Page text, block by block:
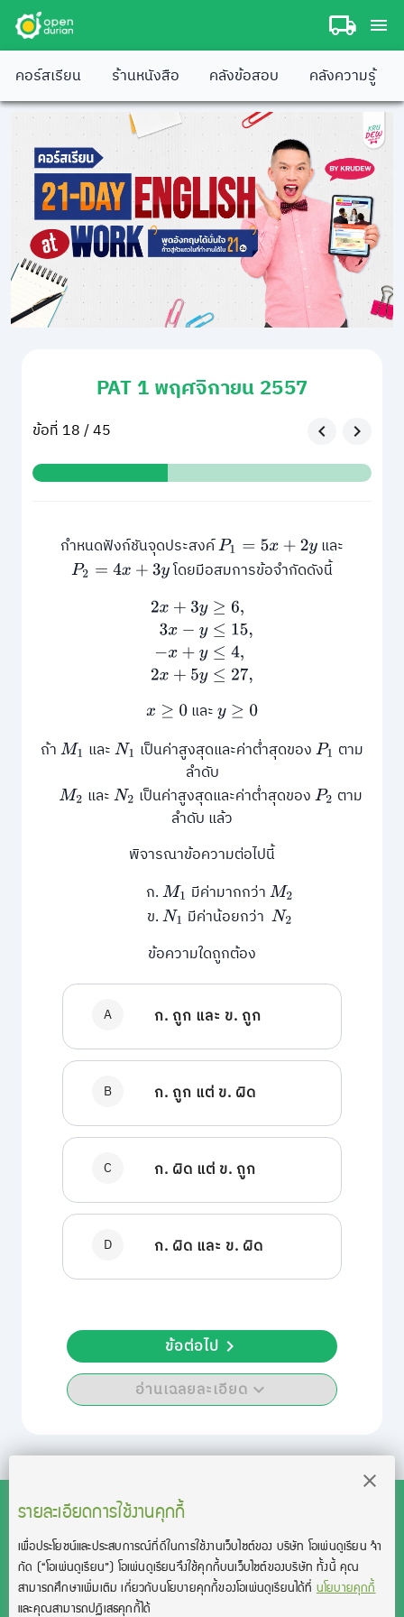
คอร์สเรียน ร้านหนังสือ คลังข้อสอบ คลังความรู้
PAT 1 พฤศจิกายน 2557
ข้อที่ 18 / 45
กำหนดฟังก์ชันจุดประสงค์P1 =5x+2y
และ
P2 =4x+3 y
โดยมีอสมการข้อจำกัดดังนี้
2x+ 3y ≥6, 3x −y
x≥0 และy≥0
ถ้าM1 และN1 เป็นค่าสูงสุดและค่าต่ำสุดของP1 ตาม
ลำดับ
2 และN2 เป็นค่าสูงสุดและค่าต่ำสุดของP2 ตาม
ลำดับ แล้ว
พิจารณาข้อความต่อไปนี้
ก.M1 มีค่ามากกว่าM2
ข.N1 มีค่าน้อยกว่า N2
ข้อความใดถูกต้อง
A ก. ถูก และ ข. ถูก
B ก. ถูก แต่ ข. ผิด
C ก. ผิด แต่ ข. ถูก
D ก. ผิด และ ข. ผิด
อ่านเฉลยละเอียด
ข้อต่อไป
รายละเอียดการใช้งานคุกกี้
เพื่อประโยชน์และประสบการณ์ที่ดีในการใช้งานเว็บไซต์ของ บริษัท โอเพ่นดูเรียน จํา
กัด (“โอเพ่นดูเรียน”)โอเพ่นดูเรียนจึงใช้คุกกี้บนเว็บไซต์ของบริษัท ทั้งนี้ คุณ
สามารถศึกษาเพิ่มเติม เกี่ยวกับนโยบายคุกกี้ของโอเพ่นดูเรียนได้ที่นโยบายคุกกี้
และคุณสามารถปฏิเสธคุกกี้ได้
สงวนลิขสิทธิ์โดย บริษัท โอเพ่นดูเรียน จำกัด 2021 ©︎ OpenDurian
Co., Ltd.
TOEIC® and TOEFL® are registered trademarks of Educational Testing